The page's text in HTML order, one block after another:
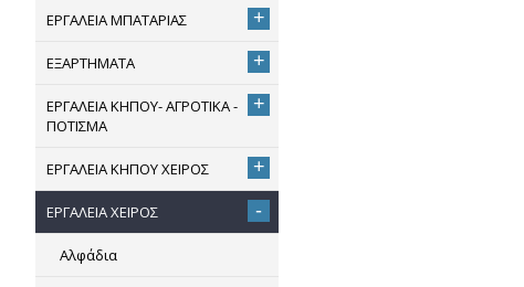
ΕΡΓΑΛΕΙΑ ΜΠΑΤΑΡΙΑΣ +
ΕΞΑΡΤΗΜΑΤΑ +
ΕΡΓΑΛΕΙΑ ΚΗΠΟΥ- ΑΓΡΟΤΙΚΑ -
ΠΟΤΙΣΜΑ
+
ΕΡΓΑΛΕΙΑ ΚΗΠΟΥ ΧΕΙΡΟΣ +
ΕΡΓΑΛΕΙΑ ΧΕΙΡΟΣ -
Αλφάδια